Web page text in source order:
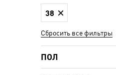
38
Сбросить все фильтры
ПОЛ